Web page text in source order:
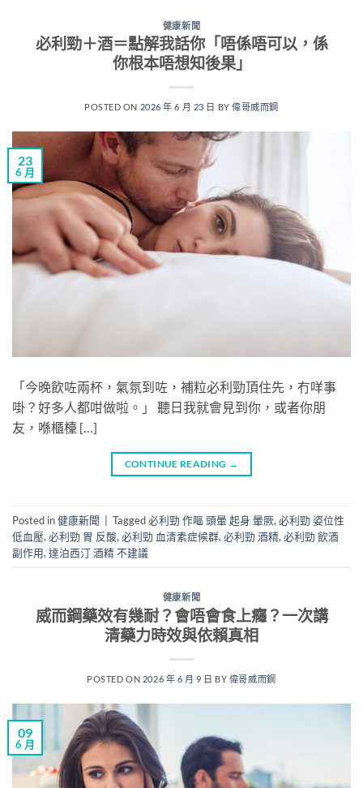
健康新聞
必利勁＋酒＝點解我話你「唔係唔可以，係
你根本唔想知後果」
POSTED ON 2026 年 6 月 23 日 BY偉哥威而鋼
23
6 月
「今晚飲咗兩杯，氣氛到咗，補粒必利勁頂住先，冇咩事
啩？好多人都咁做啦。」 聽日我就會見到你，或者你朋
友，喺櫃檯 […]
CONTINUE READING →
Posted in健康新聞 Tagged必利勁 作嘔 頭暈 起身 暈厥, 必利勁 姿位性
低血壓, 必利勁 胃 反酸, 必利勁 血清素症候群, 必利勁 酒精, 必利勁 飲酒
副作用, 達泊西汀 酒精 不建議
健康新聞
威而鋼藥效有幾耐？會唔會食上癮？一次講
清藥力時效與依賴真相
POSTED ON 2026 年 6 月 9 日 BY 偉哥威而鋼
09
6 月